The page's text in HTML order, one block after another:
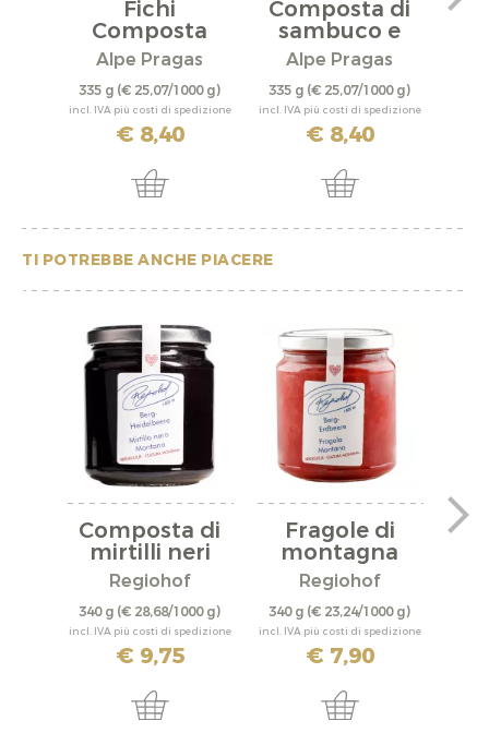
Fichi
Composta
Alpe Pragas
335 g (€ 25,07/1000 g)
incl. IVA più costi di spedizione
€ 8,40
Composta di
sambuco e
prugna
Alpe Pragas
335 g (€ 25,07/1000 g)
incl. IVA più costi di spedizione
€ 8,40
TI POTREBBE ANCHE PIACERE
Composta di
mirtilli neri
Regiohof
340 g (€ 28,68/1000 g)
incl. IVA più costi di spedizione
€ 9,75
Fragole di
montagna
Composta
Regiohof
340 g (€ 23,24/1000 g)
incl. IVA più costi di spedizione
€ 7,90